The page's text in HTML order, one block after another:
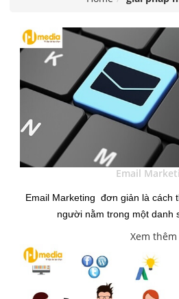
Email
Email Marketing đơn giản là cách
người nằm trong một danh
Xem thêm